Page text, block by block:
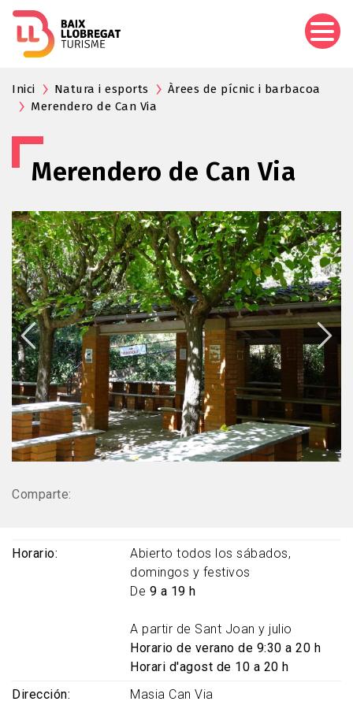
Inici Natura i esports
Àrees de pícnic i barbacoa
Merendero de Can Via
Merendero de Can Via
Comparte:
Horario
Abierto todos los sábados,
domingos y festivos
De 9 a 19 h
A partir de Sant Joan y julio
Horario de verano de 9:30 a 20 h
Horari d'agost de 10 a 20 h
Dirección
Masia Can Via